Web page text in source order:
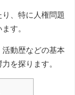
、特に人権問題
す。
活動歴などの基本
を探ります。